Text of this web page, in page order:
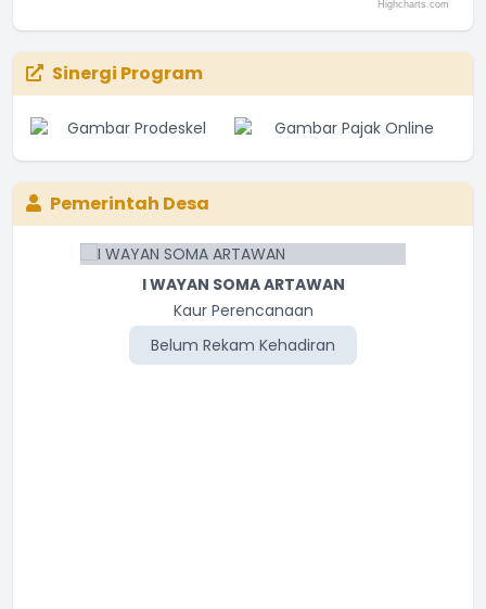
Highcharts.com
Sinergi Program
Pemerintah Desa
I WAYAN SOMA ARTAWAN
Kaur Perencanaan
Belum Rekam Kehadiran